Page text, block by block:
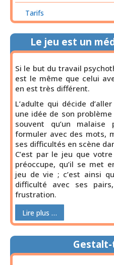
Tarifs
Le jeu est un
Si le but du travail
est le même que celui
en est très différent.
L’adulte qui décide
une idée de son
souvent qu’un
formuler avec des mots,
ses difficultés en scène
C’est par le jeu que
préoccupe, qu’il se met
jeu de vie ; c’est ainsi
difficulté avec ses
frustration.
Lire plus …